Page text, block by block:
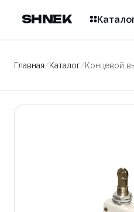
SHNEK
Главная/Каталог/Концевой